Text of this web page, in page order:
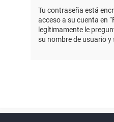
Tu contraseña está
acceso a su cuenta en
legítimamente le
su nombre de usuario